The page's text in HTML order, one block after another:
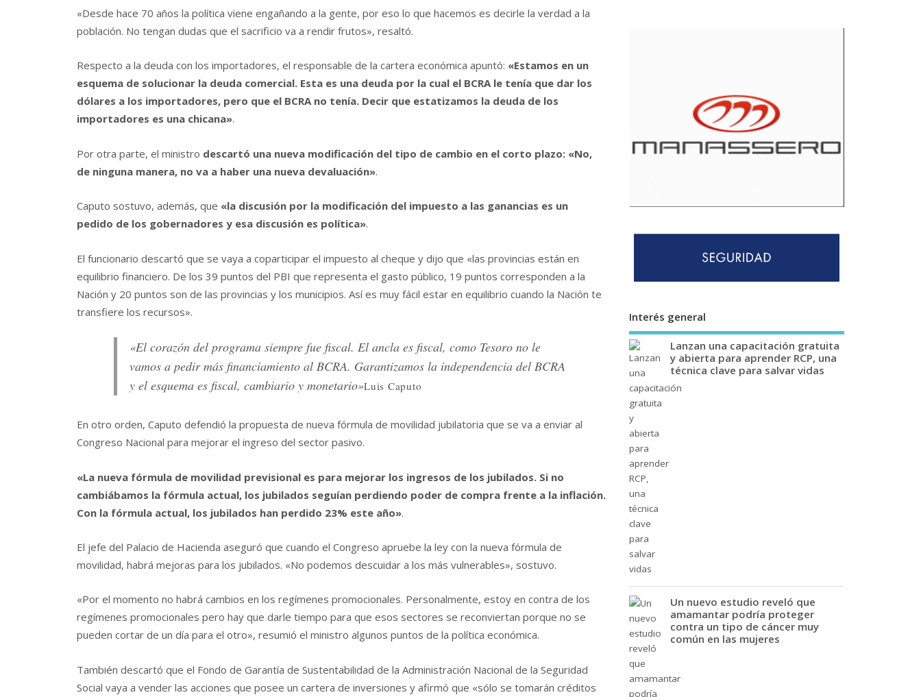
«Desde hace 70 años la política viene engañando a la gente, por eso lo que hacemos es decirle la verdad a la
población. No tengan dudas que el sacrificio va a rendir frutos», resaltó.
Respecto a la deuda con los importadores, el responsable de la cartera económica apuntó: «Estamos en un
esquema de solucionar la deuda comercial. Esta es una deuda por la cual el BCRA le tenía que dar los
dólares a los importadores, pero que el BCRA no tenía. Decir que estatizamos la deuda de los
importadores es una chicana».
Por otra parte, el ministro descartó una nueva modificación del tipo de cambio en el corto plazo: «No,
de ninguna manera, no va a haber una nueva devaluación».
Caputo sostuvo, además, que «la discusión por la modificación del impuesto a las ganancias es un
pedido de los gobernadores y esa discusión es política».
El funcionario descartó que se vaya a coparticipar el impuesto al cheque y dijo que «las provincias están en
equilibrio financiero. De los 39 puntos del PBI que representa el gasto público, 19 puntos corresponden a la
Nación y 20 puntos son de las provincias y los municipios. Así es muy fácil estar en equilibrio cuando la Nación te
transfiere los recursos».
«El corazón del programa siempre fue fiscal. El ancla es fiscal, como Tesoro no le
vamos a pedir más financiamiento al BCRA. Garantizamos la independencia del BCRA
y el esquema es fiscal, cambiario y monetario»Luis Caputo
En otro orden, Caputo defendió la propuesta de nueva fórmula de movilidad jubilatoria que se va a enviar al
Congreso Nacional para mejorar el ingreso del sector pasivo.
«La nueva fórmula de movilidad previsional es para mejorar los ingresos de los jubilados. Si no
cambiábamos la fórmula actual, los jubilados seguían perdiendo poder de compra frente a la inflación.
Con la fórmula actual, los jubilados han perdido 23% este año».
El jefe del Palacio de Hacienda aseguró que cuando el Congreso apruebe la ley con la nueva fórmula de
movilidad, habrá mejoras para los jubilados. «No podemos descuidar a los más vulnerables», sostuvo.
«Por el momento no habrá cambios en los regímenes promocionales. Personalmente, estoy en contra de los
regímenes promocionales pero hay que darle tiempo para que esos sectores se reconviertan porque no se
pueden cortar de un día para el otro», resumió el ministro algunos puntos de la política económica.
También descartó que el Fondo de Garantía de Sustentabilidad de la Administración Nacional de la Seguridad
Social vaya a vender las acciones que posee un cartera de inversiones y afirmó que «sólo se tomarán créditos
Interés general
Lanzan una capacitación gratuita
y abierta para aprender RCP, una
técnica clave para salvar vidas
Un nuevo estudio reveló que
amamantar podría proteger
contra un tipo de cáncer muy
común en las mujeres